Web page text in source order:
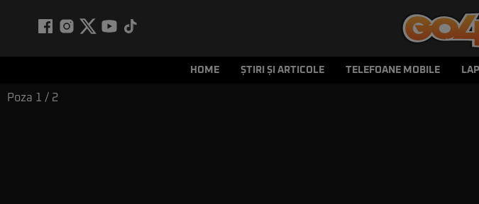
HOME ȘTIRI ȘI ARTICOLE TELEFOANE MOBILE
Poza 1 / 2